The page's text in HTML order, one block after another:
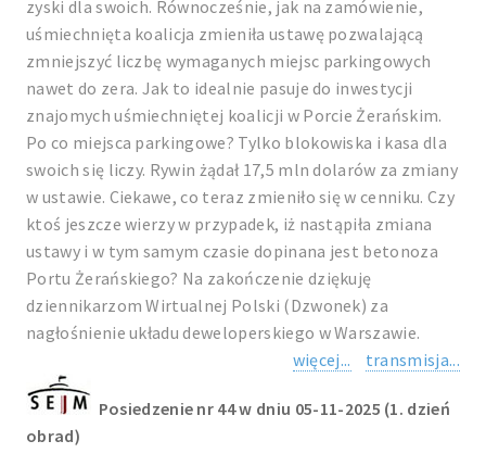
zyski dla swoich. Równocześnie, jak na zamówienie,
uśmiechnięta koalicja zmieniła ustawę pozwalającą
zmniejszyć liczbę wymaganych miejsc parkingowych
nawet do zera. Jak to idealnie pasuje do inwestycji
znajomych uśmiechniętej koalicji w Porcie Żerańskim.
Po co miejsca parkingowe? Tylko blokowiska i kasa dla
swoich się liczy. Rywin żądał 17,5 mln dolarów za zmiany
w ustawie. Ciekawe, co teraz zmieniło się w cenniku. Czy
ktoś jeszcze wierzy w przypadek, iż nastąpiła zmiana
ustawy i w tym samym czasie dopinana jest betonoza
Portu Żerańskiego? Na zakończenie dziękuję
dziennikarzom Wirtualnej Polski (Dzwonek) za
nagłośnienie układu deweloperskiego w Warszawie.
więcej...
transmisja...
Posiedzenie nr 44 w dniu 05-11-2025 (1. dzień
obrad)